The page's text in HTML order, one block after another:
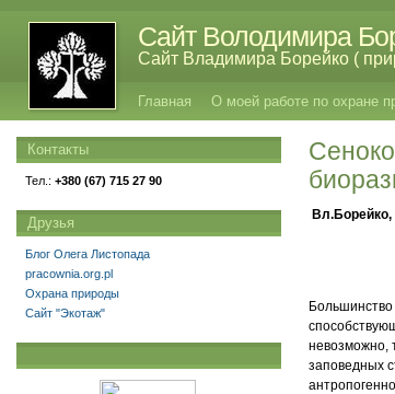
Сайт Володимира
Сайт Владимира Борейко (
Главная О моей работе по охране
невозможно,
заповедных
Контакты
Тел.: +380 (67) 715 27 90
Друзья
Блог Олега Листопада
pracownia.org.pl
Охрана природы
Сайт "Экотаж"